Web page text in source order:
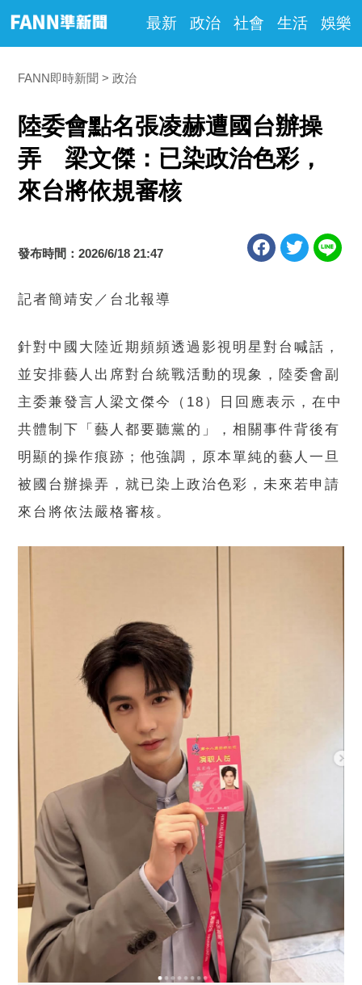
最新 政治 社會 生活 娛樂
FANN即時新聞 政治
陸委會點名張凌赫遭國台辦操
弄 梁文傑：已染政治色彩，
來台將依規審核
發布時間：2026/6/18 21:47
記者簡靖安／台北報導
針對中國大陸近期頻頻透過影視明星對台喊話，
並安排藝人出席對台統戰活動的現象，陸委會副
主委兼發言人梁文傑今（18）日回應表示，在中
共體制下「藝人都要聽黨的」，相關事件背後有
明顯的操作痕跡；他強調，原本單純的藝人一旦
被國台辦操弄，就已染上政治色彩，未來若申請
來台將依法嚴格審核。